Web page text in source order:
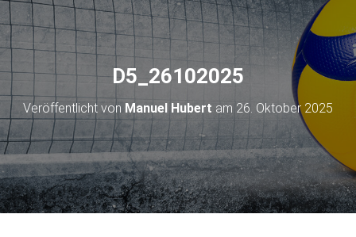
D5_26102025
Veröffentlicht von Manuel Hubert am 26. Oktober 2025